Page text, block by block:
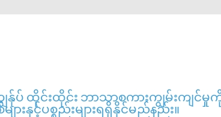
န်ုပ် ထိုင်းထိုင်း ဘာသာစကားကျွမ်းကျင်
နှင့်ပစ္စည်းများရရှိနိုင်မည်နည်း။